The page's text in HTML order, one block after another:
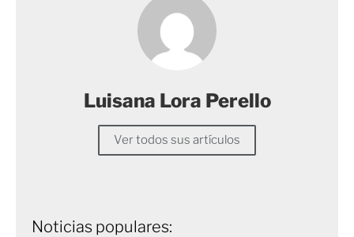
Luisana Lora Perello
Ver todos sus artículos
Noticias populares: